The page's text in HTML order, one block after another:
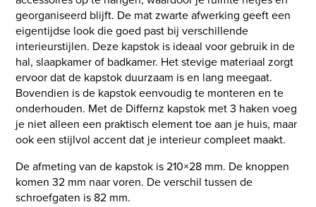
georganiseerd blijft. De mat zwarte afwerking geeft een
eigentijdse look die goed past bij verschillende
interieurstijlen. Deze kapstok is ideaal voor gebruik in de
hal, slaapkamer of badkamer. Het stevige materiaal zorgt
ervoor dat de kapstok duurzaam is en lang meegaat.
Bovendien is de kapstok eenvoudig te monteren en te
onderhouden. Met de Differnz kapstok met 3 haken voeg
je niet alleen een praktisch element toe aan je huis, maar
ook een stijlvol accent dat je interieur compleet maakt.
De afmeting van de kapstok is 210×28 mm. De knoppen
komen 32 mm naar voren. De verschil tussen de
schroefgaten is 82 mm.